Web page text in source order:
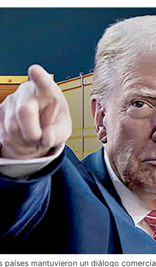
países mantuvieron un diálogo